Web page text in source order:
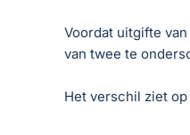
Voordat uitgifte
van twee te
Het verschil ziet